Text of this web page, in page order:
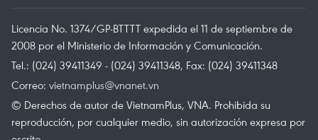
Licencia No. 1374/GP-BTTTT expedida el 11 de septiembre de
2008 por el Ministerio de Información y Comunicación.
Tel.: (024) 39411349 - (024) 39411348, Fax: (024) 39411348
Correo: vietnamplus@vnanet.vn
© Derechos de autor de VietnamPlus, VNA. Prohibida su
reproducción, por cualquier medio, sin autorización expresa por